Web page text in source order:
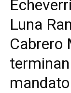
Luna
Cabrero